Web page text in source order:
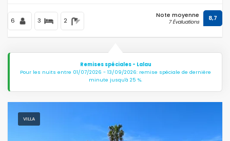
6 3 2
Note moyenne
7 Évaluations 8,7
Remises spéciales - Lalau
Pour les nuits entre 01/07/2026 - 13/09/2026: remise spéciale de dernière
minute jusqu'à 25 %.
VILLA